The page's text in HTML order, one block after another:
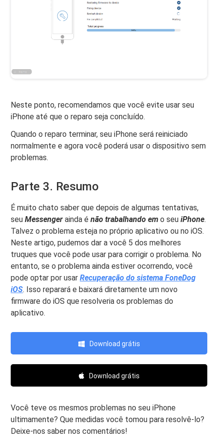
Neste ponto, recomendamos que você evite usar seu
iPhone até que o reparo seja concluído.
Quando o reparo terminar, seu iPhone será reiniciado
normalmente e agora você poderá usar o dispositivo sem
problemas.
Parte 3. Resumo
É muito chato saber que depois de algumas tentativas,
seuMessengerainda énão trabalhando em o seuiPhone.
Talvez o problema esteja no próprio aplicativo ou no iOS.
Neste artigo, pudemos dar a você 5 dos melhores
truques que você pode usar para corrigir o problema. No
entanto, se o problema ainda estiver ocorrendo, você
pode optar por usarRecuperação do sistema FoneDog
iOS. Isso reparará e baixará diretamente um novo
firmware do iOS que resolveria os problemas do
aplicativo.
Download grátis
Download grátis
Você teve os mesmos problemas no seu iPhone
ultimamente? Que medidas você tomou para resolvê-lo?
Deixe-nos saber nos comentários!